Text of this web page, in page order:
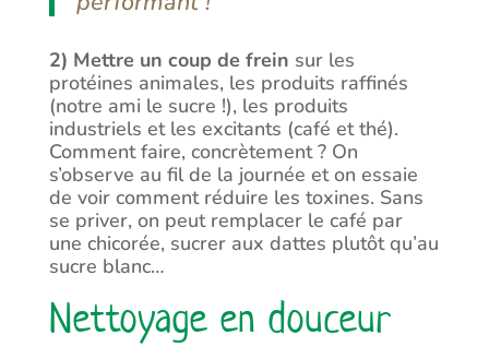
2) Mettre un coup de frein sur les
protéines animales, les produits raffinés
(notre ami le sucre !), les produits
industriels et les excitants (café et thé).
Comment faire, concrètement ? On
s’observe au fil de la journée et on essaie
de voir comment réduire les toxines. Sans
se priver, on peut remplacer le café par
une chicorée, sucrer aux dattes plutôt qu’au
sucre blanc…
Nettoyage en douceur